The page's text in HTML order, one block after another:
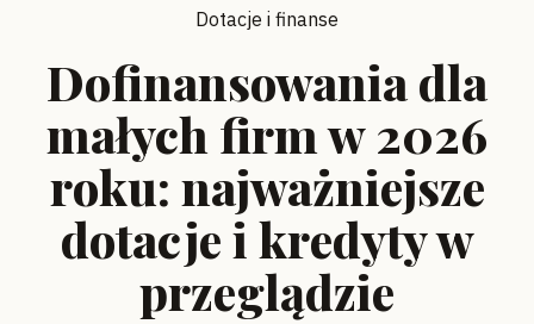
Dotacje i finanse
Dofinansowania dla
małych firm w 2026
roku: najważniejsze
dotacje i kredyty w
przeglądzie